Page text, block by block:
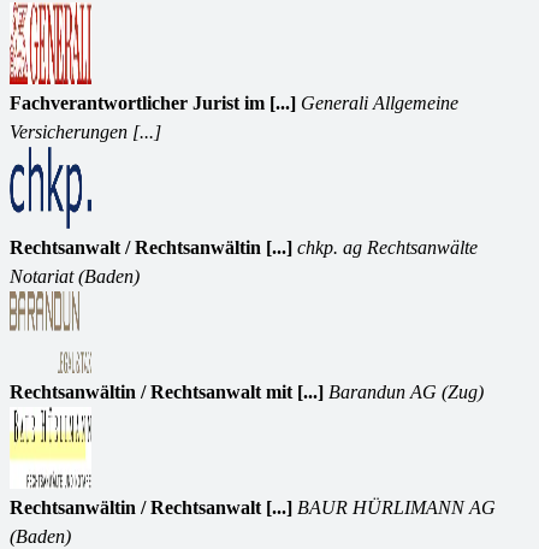
Fachverantwortlicher Jurist im [...] Generali Allgemeine
Versicherungen [...]
Rechtsanwalt / Rechtsanwältin [...] chkp. ag Rechtsanwälte
Notariat (Baden)
Rechtsanwältin / Rechtsanwalt mit [...] Barandun AG (Zug)
Rechtsanwältin / Rechtsanwalt [...] BAUR HÜRLIMANN AG
(Baden)